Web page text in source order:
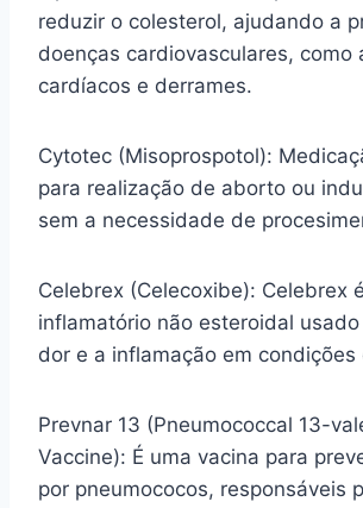
reduzir o colesterol, ajudando a
doenças cardiovasculares, como
cardíacos e derrames.
Cytotec (Misoprospotol):
para realização de aborto ou
sem a necessidade de
Celebrex (Celecoxibe): Celebrex
inflamatório não esteroidal
dor e a inflamação em
Prevnar 13 (Pneumococcal 13-
Vaccine): É uma vacina para
por pneumococos, responsáveis